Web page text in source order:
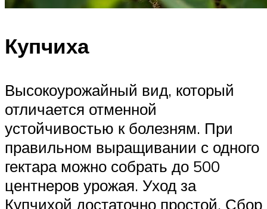
Купчиха
Высокоурожайный вид, который
отличается отменной
устойчивостью к болезням. При
правильном выращивании с одного
гектара можно собрать до 500
центнеров урожая. Уход за
Купчихой достаточно простой. Сбор